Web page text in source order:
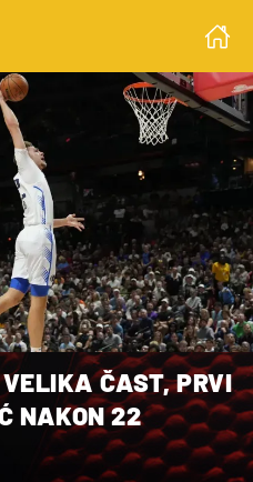
ČAST, PRVI
NAKON 22